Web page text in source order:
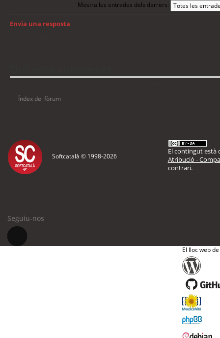
Mostra les entrades dels darrers:
Envia una resposta
Índex del fòrum
Softcatalà © 1998-2026
El contingut està
Atribució -
contrari.
Seguiu-nos
El lloc web